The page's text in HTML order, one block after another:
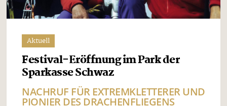
Aktuell
Festival-Eröffnung im Park der
Sparkasse Schwaz
NACHRUF FÜR EXTREMKLETTERER UND
PIONIER DES DRACHENFLIEGENS